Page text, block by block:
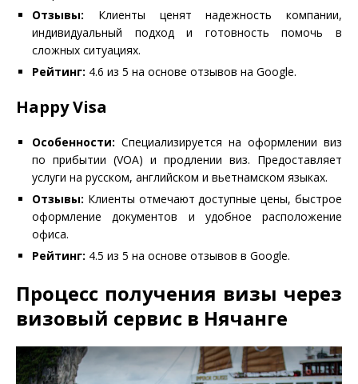
Отзывы: Клиенты ценят надежность компании,
индивидуальный подход и готовность помочь в
сложных ситуациях.
Рейтинг: 4.6 из 5 на основе отзывов на Google.
Happy Visa
Особенности: Специализируется на оформлении виз
по прибытии (VOA) и продлении виз. Предоставляет
услуги на русском, английском и вьетнамском языках.
Отзывы: Клиенты отмечают доступные цены, быстрое
оформление документов и удобное расположение
офиса.
Рейтинг: 4.5 из 5 на основе отзывов в Google.
Процесс получения визы через
визовый сервис в Нячанге